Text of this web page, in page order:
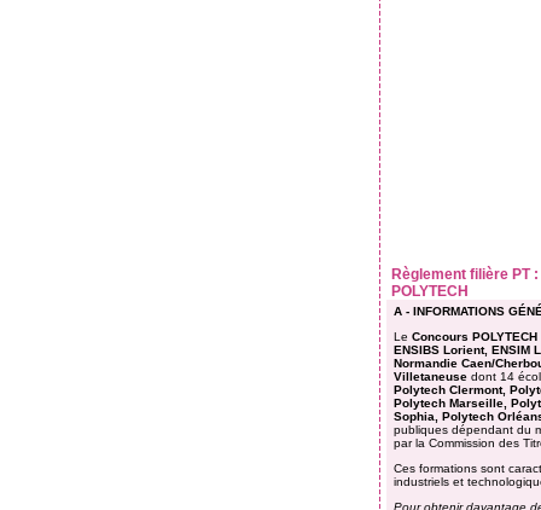
Règlement filière PT :
POLYTECH
A - INFORMATIONS
Le Concours POLYTECH
ENSIBS Lorient, ENSIM
Normandie Caen/
Villetaneuse dont 14
Polytech Clermont,
Polytech Marseille,
Sophia, Polytech
publiques dépendant du
par la Commission des
Ces formations sont
industriels et
Pour obtenir davantage